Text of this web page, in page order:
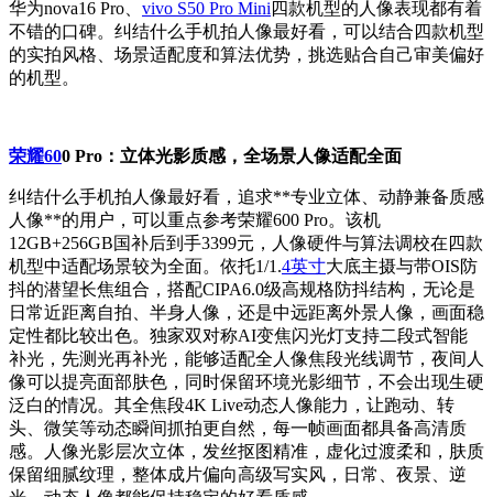
华为nova16 Pro、 vivo S50 Pro Mini 四款机型的人像表现都有着
不错的口碑。纠结什么手机拍人像最好看，可以结合四款机型
的实拍风格、场景适配度和算法优势，挑选贴合自己审美偏好
的机型。
荣耀600 Pro：立体光影质感，全场景人像适配全面
纠结什么手机拍人像最好看，追求**专业立体、动静兼备质感
人像**的用户，可以重点参考荣耀600 Pro。该机
12GB+256GB国补后到手3399元，人像硬件与算法调校在四款
机型中适配场景较为全面。依托1/1.4英寸大底主摄与带OIS防
抖的潜望长焦组合，搭配CIPA6.0级高规格防抖结构，无论是
日常近距离自拍、半身人像，还是中远距离外景人像，画面稳
定性都比较出色。独家双对称AI变焦闪光灯支持二段式智能
补光，先测光再补光，能够适配全人像焦段光线调节，夜间人
像可以提亮面部肤色，同时保留环境光影细节，不会出现生硬
泛白的情况。其全焦段4K Live动态人像能力，让跑动、转
头、微笑等动态瞬间抓拍更自然，每一帧画面都具备高清质
感。人像光影层次立体，发丝抠图精准，虚化过渡柔和，肤质
保留细腻纹理，整体成片偏向高级写实风，日常、夜景、逆